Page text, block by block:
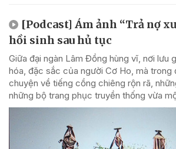
[Podcast] Ám ảnh “Trả nợ
hồi sinh sau hủ tục
Giữa đại ngàn Lâm Đồng hùng vĩ, nơi lưu
hóa, đặc sắc của người Cơ Ho, mà trong
chuyện về tiếng cồng chiêng rộn rã,
những bộ trang phục truyền thống vừa